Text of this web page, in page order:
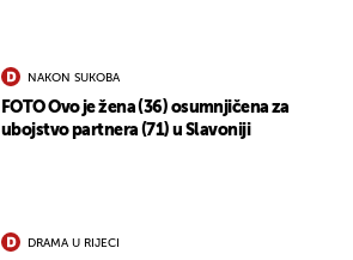
NAKON SUKOBA
FOTO Ovo je žena (36) osumnjičena za
ubojstvo partnera (71) u Slavoniji
DRAMA U RIJECI